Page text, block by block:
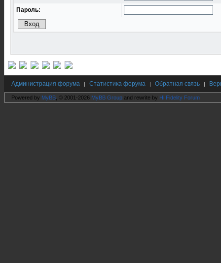
Пароль:
Администрация форума | Статистика форума | Обратная связь |
Powered by MyBB , © 2001-2026 MyBB Group and rewrite by Hi Fidelity Forum